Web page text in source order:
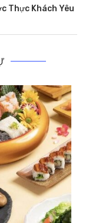
Thực Khách Yêu